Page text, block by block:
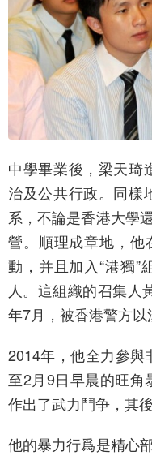
中學畢業後，梁天琦
治及公共行政。同樣
系，不論是香港大學
營。順理成章地，他
動，并且加入“港獨”
人。這組織的召集人
年7月，被香港警方以
2014年，他全力參與
至2月9日早晨的旺角
作出了武力鬥争，其
他的暴力行爲是精心